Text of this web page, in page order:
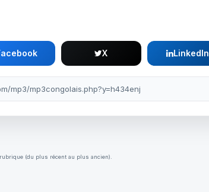
X LinkedIn
(du plus récent au plus ancien).